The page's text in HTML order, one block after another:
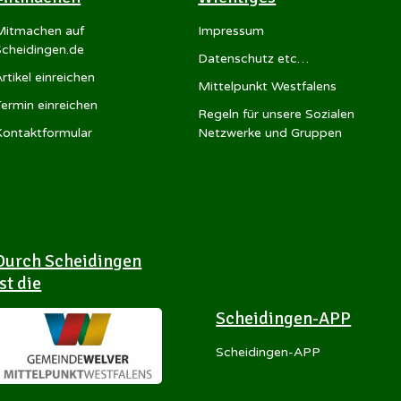
auf
einreichen
einreichen
Impressum
Datenschutz etc…
Mittelpunkt Westfalens
Regeln für unsere Sozialen
Netzwerke und Gruppen
Scheidingen
die
Scheidingen-APP
Scheidingen-APP